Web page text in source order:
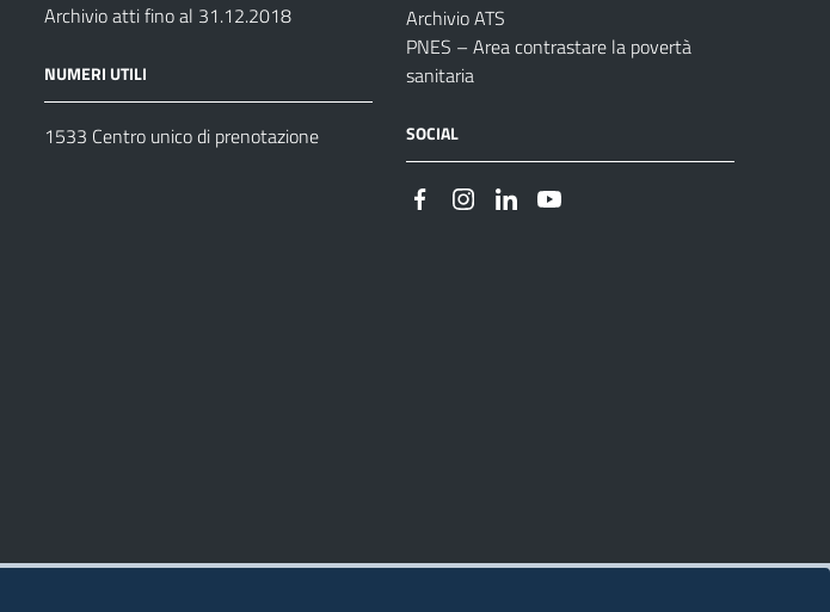
Archivio atti fino al 31.12.2018
NUMERI UTILI
1533 Centro unico di prenotazione
Archivio ATS
PNES – Area contrastare la povertà
sanitaria
SOCIAL